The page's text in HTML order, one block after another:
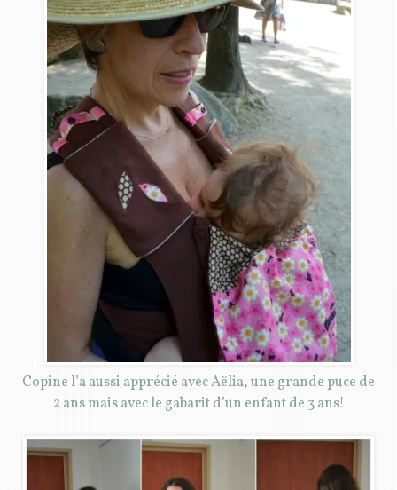
Copine l’a aussi apprécié avec Aëlia, une grande puce de
2 ans mais avec le gabarit d’un enfant de 3 ans!